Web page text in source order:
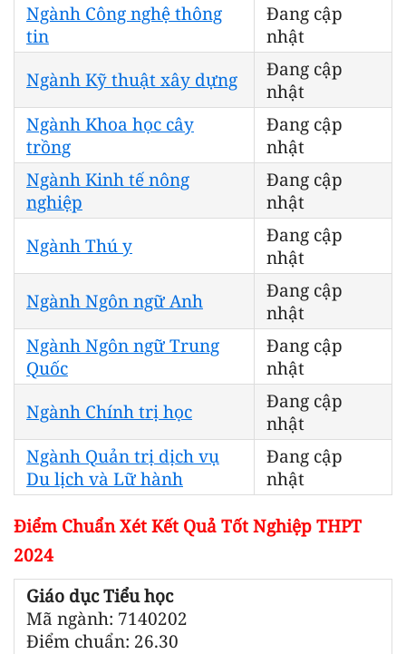
Ngành Công nghệ thông
tin
Đang cập
nhật
Ngành Kỹ thuật xây dựng
Đang cập
nhật
Ngành Khoa học cây
trồng
Đang cập
nhật
Ngành Kinh tế nông
nghiệp
Đang cập
nhật
Ngành Thú y
Đang cập
nhật
Ngành Ngôn ngữ Anh
Đang cập
nhật
Ngành Ngôn ngữ Trung
Quốc
Đang cập
nhật
Ngành Chính trị học
Đang cập
nhật
Ngành Quản trị dịch vụ
Du lịch và Lữ hành
Đang cập
nhật
Điểm Chuẩn Xét Kết Quả Tốt Nghiệp THPT
2024
Giáo dục Tiểu học
Mã ngành: 7140202
Điểm chuẩn: 26.30